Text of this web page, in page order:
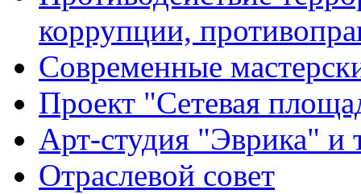
коррупции,
Современные
Проект "Сетевая
Арт-студия "Эврика" и
Отраслевой совет